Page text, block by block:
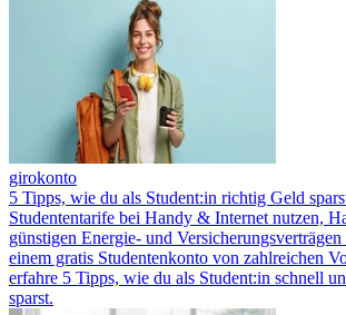
girokonto
5 Tipps, wie du als Student:in richtig Geld
Studententarife bei Handy & Internet nutzen,
günstigen Energie- und
einem gratis Studentenkonto von zahlreichen
erfahre 5 Tipps, wie du als Student:in schnell
sparst.